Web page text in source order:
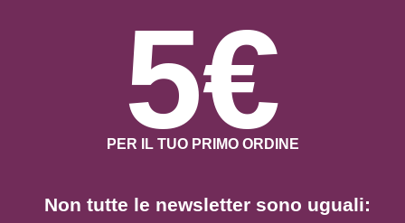
Non tutte le newsletter sono uguali:
5€
PER IL TUO PRIMO ORDINE